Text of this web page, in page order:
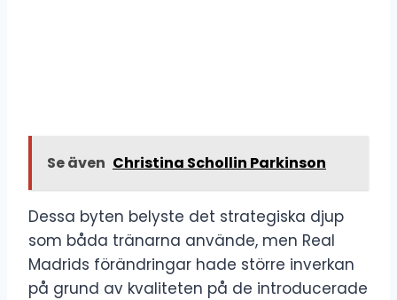
Se även Christina Schollin Parkinson
Dessa byten belyste det strategiska djup
som båda tränarna använde, men Real
Madrids förändringar hade större inverkan
på grund av kvaliteten på de introducerade